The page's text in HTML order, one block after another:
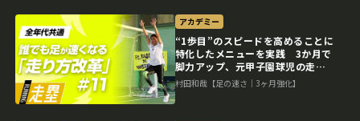
アカデミー
“1歩目”のスピードを高めることに
特化したメニューを実践 3か月で
脚力アップ、元甲子園球児の走力
向上メソッド
村田和哉【足の速さ｜3ヶ月強化】